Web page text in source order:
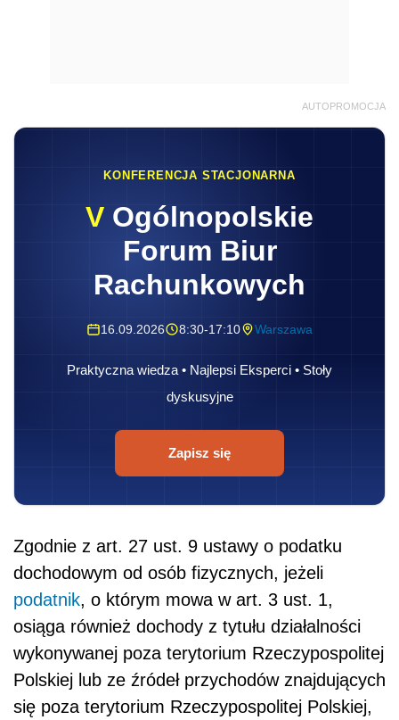
AUTOPROMOCJA
KONFERENCJA STACJONARNA
V Ogólnopolskie
Forum Biur
Rachunkowych
16.09.2026 8:30-17:10 Warszawa
Praktyczna wiedza • Najlepsi Eksperci • Stoły
dyskusyjne
Zapisz się
Zgodnie z art. 27 ust. 9 ustawy o podatku
dochodowym od osób fizycznych, jeżeli
podatnik, o którym mowa w art. 3 ust. 1,
osiąga również dochody z tytułu działalności
wykonywanej poza terytorium Rzeczypospolitej
Polskiej lub ze źródeł przychodów znajdujących
się poza terytorium Rzeczypospolitej Polskiej,